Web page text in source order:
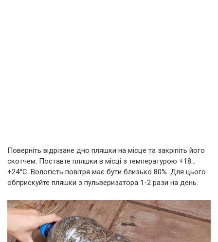
Поверніть відрізане дно пляшки на місце та закріпіть його
скотчем. Поставте пляшки в місці з температурою +18…
+24°C. Вологість повітря має бути близько 80%. Для цього
обприскуйте пляшки з пульверизатора 1-2 рази на день.